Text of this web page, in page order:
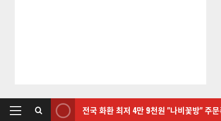
기
전국 화환 최저 4만 9천원 "나비꽃방" 주